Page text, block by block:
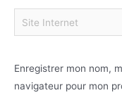
Enregistrer mon nom,
navigateur pour mon